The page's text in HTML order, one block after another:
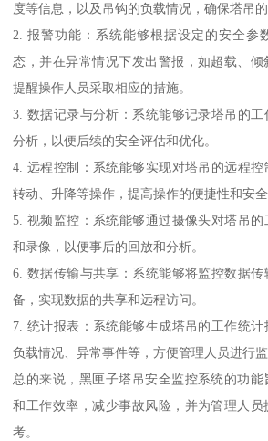
度等信息，以及吊钩的负载情况，确保塔吊的
2. 报警功能：系统能够根据设定的安全参
态，并在异常情况下发出警报，如超载、
提醒操作人员采取相应的措施。
3. 数据记录与分析：系统能够记录塔吊的
分析，以便后续的安全评估和优化。
4. 远程控制：系统能够实现对塔吊的远程控
转动、升降等操作，提高操作的便捷性和安全
5. 视频监控：系统能够通过摄像头对塔吊
和录像，以便事后的回放和分析。
6. 数据传输与共享：系统能够将监控数据
备，实现数据的共享和远程访问。
7. 统计报表：系统能够生成塔吊的工作统计
负载情况、异常事件等，方便管理人员进行监
总的来说，黑匣子塔吊安全监控系统的功
和工作效率，减少事故风险，并为管理人
考。